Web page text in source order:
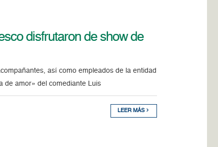
disfrutaron de show de
así como empleados de la entidad
de amor» del comediante Luis
LEER MÁS